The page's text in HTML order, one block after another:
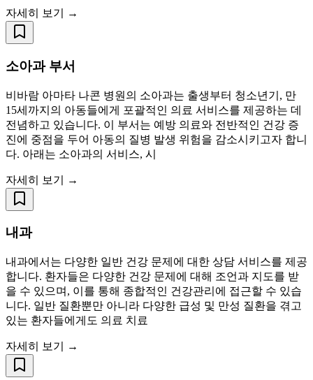
자세히 보기 →
소아과 부서
비바람 아마타 나콘 병원의 소아과는 출생부터 청소년기, 만
15세까지의 아동들에게 포괄적인 의료 서비스를 제공하는 데
전념하고 있습니다. 이 부서는 예방 의료와 전반적인 건강 증
진에 중점을 두어 아동의 질병 발생 위험을 감소시키고자 합니
다. 아래는 소아과의 서비스, 시
자세히 보기 →
내과
내과에서는 다양한 일반 건강 문제에 대한 상담 서비스를 제공
합니다. 환자들은 다양한 건강 문제에 대해 조언과 지도를 받
을 수 있으며, 이를 통해 종합적인 건강관리에 접근할 수 있습
니다. 일반 질환뿐만 아니라 다양한 급성 및 만성 질환을 겪고
있는 환자들에게도 의료 치료
자세히 보기 →